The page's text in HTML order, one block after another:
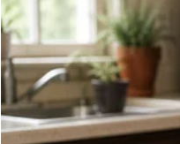
Rak je znak koji često nosi
njemu ta prirodna potreba
Međutim, naredni dani
više ne mora da spašava
počinje finansijski pomak.
poznanstva, dogovor koji se